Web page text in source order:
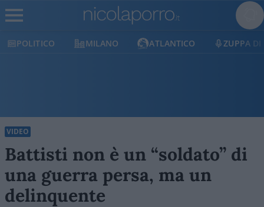
POLITICO MILANO ATLANTICO ZUPPA DI
VIDEO
Battisti non è un “soldato” di
una guerra persa, ma un
delinquente